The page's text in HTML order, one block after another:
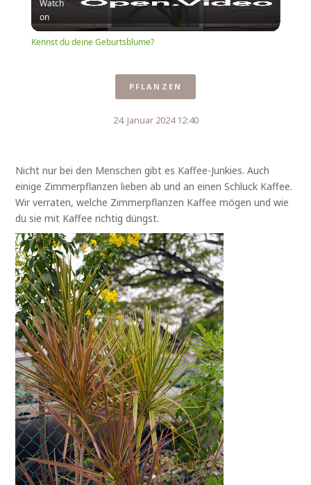
Video
Watch
on
Kennst du deine Geburtsblume?
PFLANZEN
24. Januar 2024 12:40
Nicht nur bei den Menschen gibt es Kaffee-Junkies. Auch
einige Zimmerpflanzen lieben ab und an einen Schluck Kaffee.
Wir verraten, welche Zimmerpflanzen Kaffee mögen und wie
du sie mit Kaffee richtig düngst.